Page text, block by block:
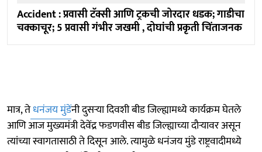
Accident : प्रवासी टॅक्सी आणि ट्रकची जोरदार धडक; गाडीचा
चक्काचूर; 5 प्रवासी गंभीर जखमी , दोघांची प्रकृती चिंताजनक
मात्र, तेधनंजय मुंडेंनी दुसऱ्या दिवशी बीड जिल्ह्यामध्ये कार्यक्रम घेतले
आणि आज मुख्यमंत्री देवेंद्र फडणवीस बीड जिल्ह्याच्या दाैऱ्यावर असून
त्यांच्या स्वागतासाठी ते दिसून आले. त्यामुळे धनंजय मुंडे राष्ट्रवादीमध्ये